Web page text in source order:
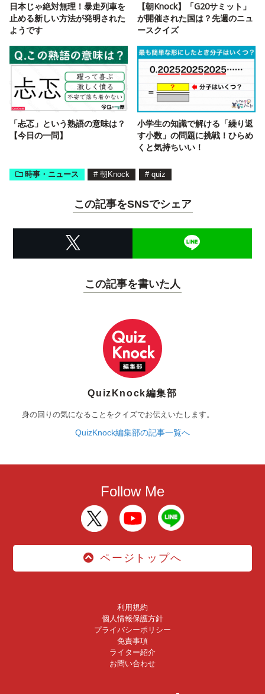
日本じゃ絶対無理！暴走列車を
止める新しい方法が発明された
ようです
【朝Knock】「G20サミット」
が開催された国は？先週のニュ
ースクイズ
「忐忑」という熟語の意味は？
【今日の一問】
小学生の知識で解ける「繰り返
す小数」の問題に挑戦！ひらめ
くと気持ちいい！
時事・ニュース # 朝Knock # quiz
この記事をSNSでシェア
この記事を書いた人
QuizKnock編集部
身の回りの気になることをクイズでお伝えいたします。
QuizKnock編集部の記事一覧へ
Follow Me
ページトップへ
利用規約
個人情報保護方針
プライバシーポリシー
免責事項
ライター紹介
お問い合わせ